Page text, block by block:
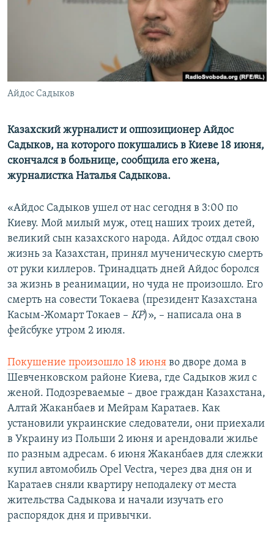
УКРАИНСКАЯ ПРОБЛЕМА КРЫМА
Все сайты RFE/RL
Айдос Садыков
Казахский журналист и оппозиционер Айдос
Садыков, на которого покушались в Киеве 18 июня,
скончался в больнице, сообщила его жена,
журналистка Наталья Садыкова.
«Айдос Садыков ушел от нас сегодня в 3:00 по
Киеву. Мой милый муж, отец наших троих детей,
великий сын казахского народа. Айдос отдал свою
жизнь за Казахстан, принял мученическую смерть
от руки киллеров. Тринадцать дней Айдос боролся
за жизнь в реанимации, но чуда не произошло. Его
смерть на совести Токаева (президент Казахстана
Касым-Жомарт Токаев – КР)», – написала она в
фейсбуке утром 2 июля.
Покушение произошло 18 июня во дворе дома в
Шевченковском районе Киева, где Садыков жил с
женой. Подозреваемые – двое граждан Казахстана,
Алтай Жаканбаев и Мейрам Каратаев. Как
установили украинские следователи, они приехали
в Украину из Польши 2 июня и арендовали жилье
по разным адресам. 6 июня Жаканбаев для слежки
купил автомобиль Opel Vectra, через два дня он и
Каратаев сняли квартиру неподалеку от места
жительства Садыкова и начали изучать его
распорядок дня и привычки.